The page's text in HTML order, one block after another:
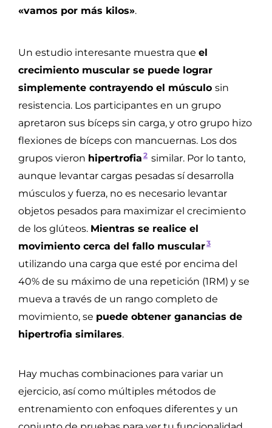
«vamos por más kilos».
Un estudio interesante muestra que el
crecimiento muscular se puede lograr
simplemente contrayendo el músculo sin
resistencia. Los participantes en un grupo
apretaron sus bíceps sin carga, y otro grupo hizo
flexiones de bíceps con mancuernas. Los dos
grupos vieron hipertrofia 2 similar. Por lo tanto,
aunque levantar cargas pesadas sí desarrolla
músculos y fuerza, no es necesario levantar
objetos pesados para maximizar el crecimiento
de los glúteos. Mientras se realice el
movimiento cerca del fallo muscular3
utilizando una carga que esté por encima del
40% de su máximo de una repetición (1RM) y se
mueva a través de un rango completo de
movimiento, se puede obtener ganancias de
hipertrofia similares.
Hay muchas combinaciones para variar un
ejercicio, así como múltiples métodos de
entrenamiento con enfoques diferentes y un